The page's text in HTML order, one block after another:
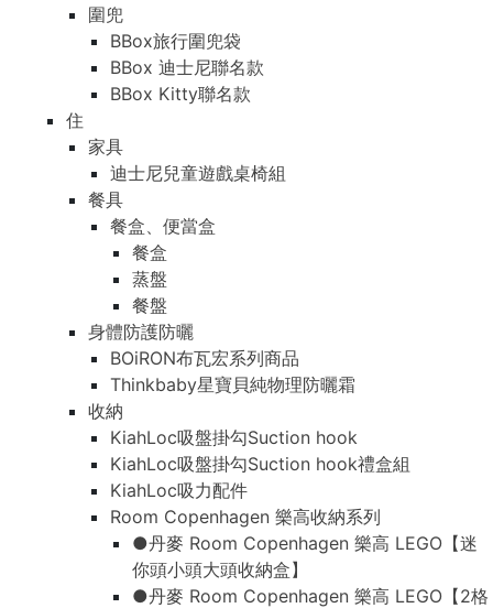
圍兜
BBox旅行圍兜袋
BBox 迪士尼聯名款
BBox Kitty聯名款
住
家具
迪士尼兒童遊戲桌椅組
餐具
餐盒、便當盒
餐盒
蒸盤
餐盤
身體防護防曬
BOiRON布瓦宏系列商品
Thinkbaby星寶貝純物理防曬霜
收納
KiahLoc吸盤掛勾Suction hook
KiahLoc吸盤掛勾Suction hook禮盒組
KiahLoc吸力配件
Room Copenhagen 樂高收納系列
●丹麥 Room Copenhagen 樂高 LEGO【迷
你頭小頭大頭收納盒】
●丹麥 Room Copenhagen 樂高 LEGO【2格